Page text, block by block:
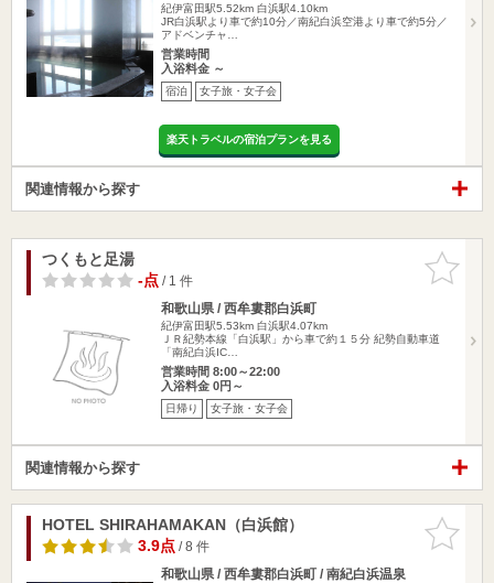
紀伊富田駅5.52km 白浜駅4.10km
JR白浜駅より車で約10分／南紀白浜空港より車で約5分／
アドベンチャ…
営業時間
入浴料金 ～
宿泊 女子旅・女子会
楽天トラベルの宿泊プランを見る
関連情報から探す
お気に入
りに追加
つくもと足湯
-点/ 1 件
和歌山県 / 西牟婁郡白浜町
紀伊富田駅5.53km 白浜駅4.07km
ＪＲ紀勢本線「白浜駅」から車で約１５分 紀勢自動車道
「南紀白浜IC…
営業時間 8:00～22:00
入浴料金 0円～
日帰り 女子旅・女子会
関連情報から探す
お気に入
りに追加
HOTEL SHIRAHAMAKAN（白浜館）
3.9点/ 8 件
和歌山県 / 西牟婁郡白浜町 / 南紀白浜温泉